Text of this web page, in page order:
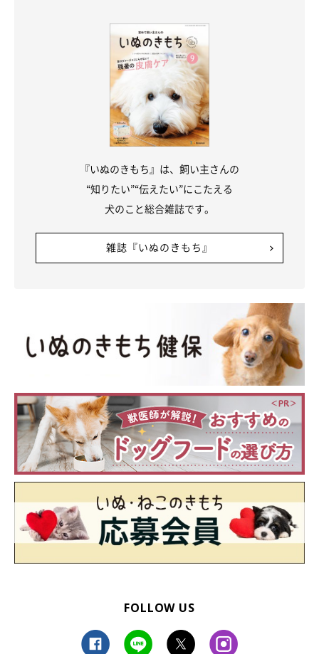
愛犬が嫌がるからとオーラルケアを怠ると、歯周病などの病気に
繋がりかねません。ぜひ今回ご紹介したグッズなどを使用して、
それぞれの愛犬に合ったオーラルケアを続けてあげましょう！
参考／「いぬのきもち」17年9月号『キレイにカンタン お口の健
康が保てる！オーラルケアをはじめよう！』（監修：フジタ動物
病院 院長 藤田桂一先生、獣医師 生井優紀先生、看護師 三浦紫陽
子さん）
※写真はスマホアプリ「まいにちのいぬ・ねこのきもち」で投稿
※記事と写真に関連性はありませんので予めご了承ください。
『いぬのきもち』は、飼い主さんの
“知りたい”“伝えたい”にこたえる
犬のこと総合雑誌です。
雑誌『いぬのきもち』
FOLLOW US